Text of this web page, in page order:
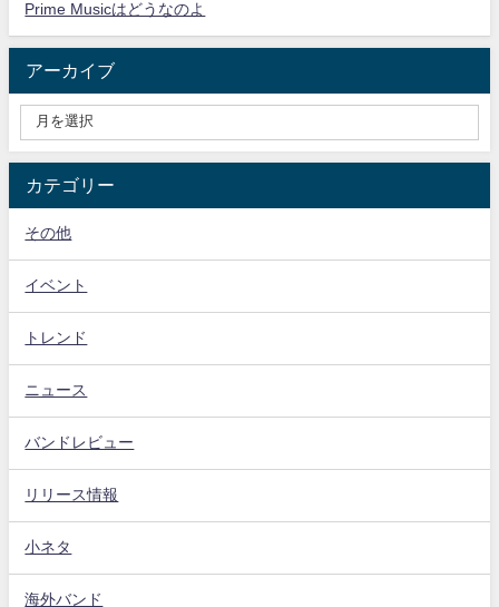
Prime Musicはどうなのよ
アーカイブ
カテゴリー
その他
イベント
トレンド
ニュース
バンドレビュー
リリース情報
小ネタ
海外バンド